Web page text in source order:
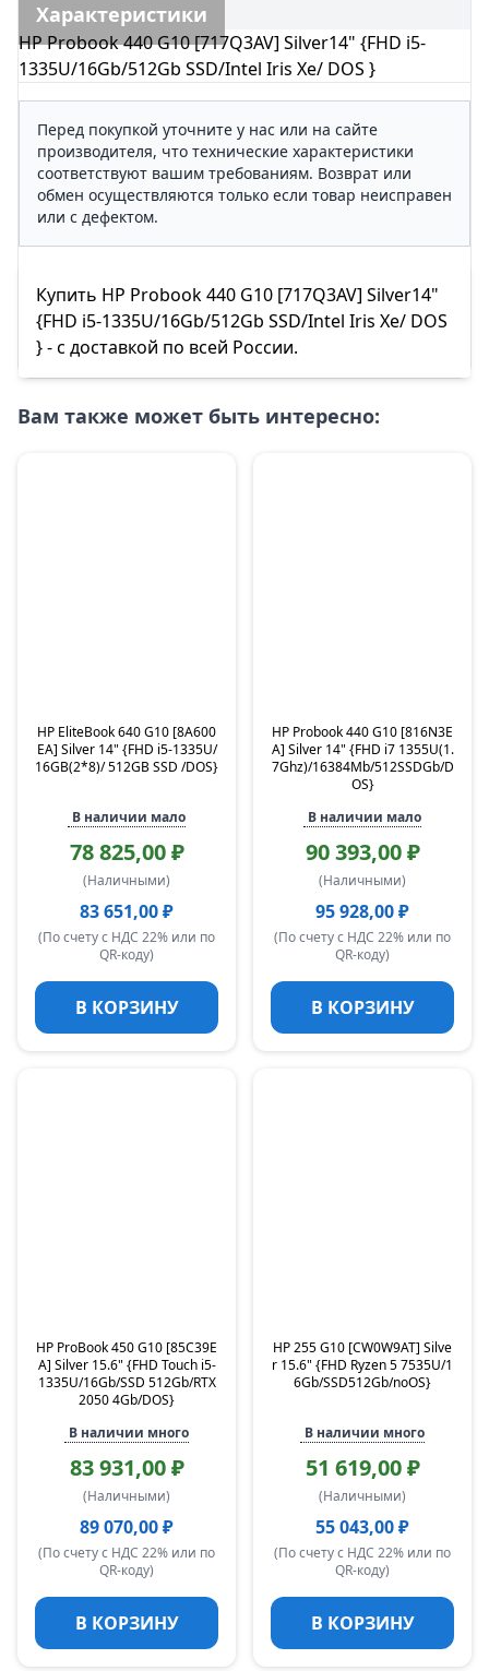
Характеристики
HP Probook 440 G10 [717Q3AV] Silver14" {FHD i5-
1335U/16Gb/512Gb SSD/Intel Iris Xe/ DOS }
Перед покупкой уточните у нас или на сайте
производителя, что технические характеристики
соответствуют вашим требованиям. Возврат или
обмен осуществляются только если товар неисправен
или с дефектом.
Купить HP Probook 440 G10 [717Q3AV] Silver14"
{FHD i5-1335U/16Gb/512Gb SSD/Intel Iris Xe/ DOS
} - с доставкой по всей России.
Вам также может быть интересно:
HP EliteBook 640 G10 [8A600
EA] Silver 14" {FHD i5-1335U/
16GB(2*8)/ 512GB SSD /DOS}
В наличии мало
78 825,00 ₽
(Наличными)
83 651,00 ₽
(По счету с НДС 22% или по
QR-коду)
В КОРЗИНУ
HP Probook 440 G10 [816N3E
A] Silver 14" {FHD i7 1355U(1.
7Ghz)/16384Mb/512SSDGb/D
OS}
В наличии мало
90 393,00 ₽
(Наличными)
95 928,00 ₽
(По счету с НДС 22% или по
QR-коду)
В КОРЗИНУ
HP ProBook 450 G10 [85C39E
A] Silver 15.6" {FHD Touch i5-
1335U/16Gb/SSD 512Gb/RTX
2050 4Gb/DOS}
В наличии много
83 931,00 ₽
(Наличными)
89 070,00 ₽
(По счету с НДС 22% или по
QR-коду)
В КОРЗИНУ
HP 255 G10 [CW0W9AT] Silve
r 15.6" {FHD Ryzen 5 7535U/1
6Gb/SSD512Gb/noOS}
В наличии много
51 619,00 ₽
(Наличными)
55 043,00 ₽
(По счету с НДС 22% или по
QR-коду)
В КОРЗИНУ